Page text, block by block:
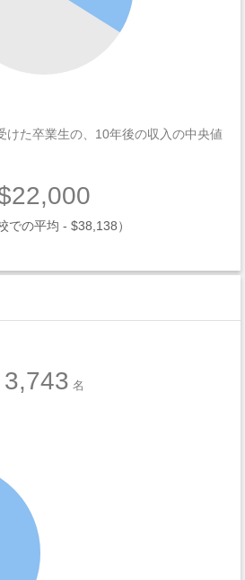
けた卒業生の、10年後の収入の中央値
での平均 - $38,138）
3,743 名